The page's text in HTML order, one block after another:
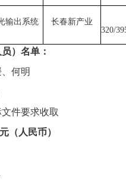
输出系统
长春新产业
320/
）名单：
何明
件要求收取
（人民币）